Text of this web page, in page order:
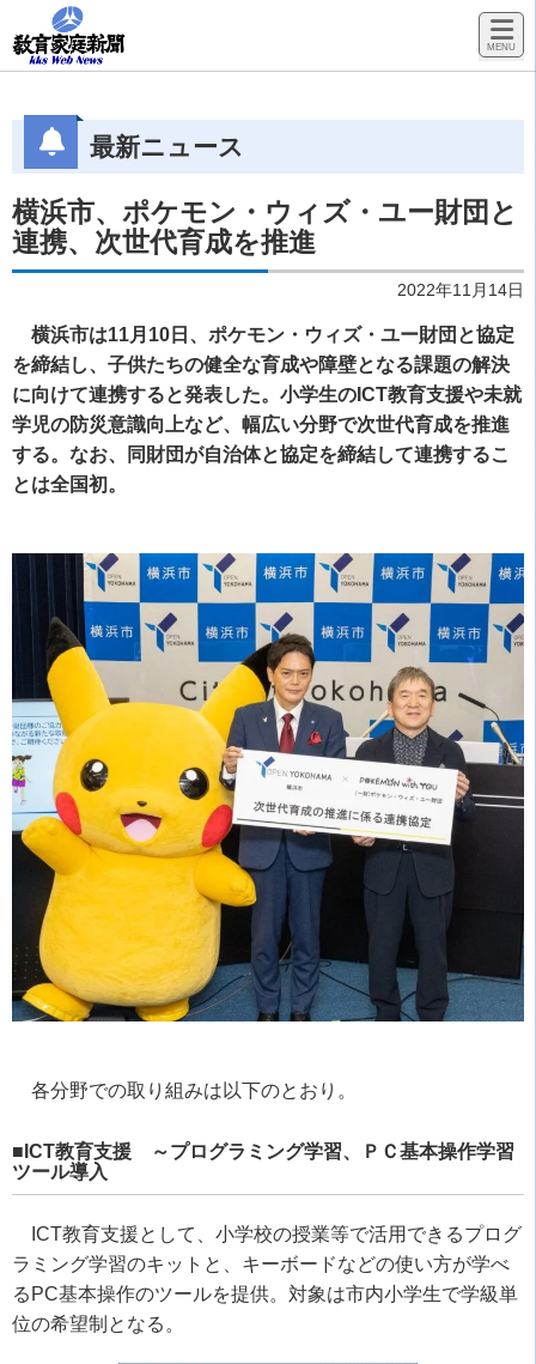
最新ニュース
横浜市、ポケモン・ウィズ・ユー財団と
連携、次世代育成を推進
2022年11月14日
横浜市は11月10日、ポケモン・ウィズ・ユー財団と協定
を締結し、子供たちの健全な育成や障壁となる課題の解決
に向けて連携すると発表した。小学生のICT教育支援や未就
学児の防災意識向上など、幅広い分野で次世代育成を推進
する。なお、同財団が自治体と協定を締結して連携するこ
とは全国初。
各分野での取り組みは以下のとおり。
■ICT教育支援 ～プログラミング学習、ＰＣ基本操作学習
ツール導入
ICT教育支援として、小学校の授業等で活用できるプログ
ラミング学習のキットと、キーボードなどの使い方が学べ
るPC基本操作のツールを提供。対象は市内小学生で学級単
位の希望制となる。